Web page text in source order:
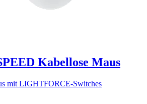
Kabellose Maus
mit LIGHTFORCE-Switches